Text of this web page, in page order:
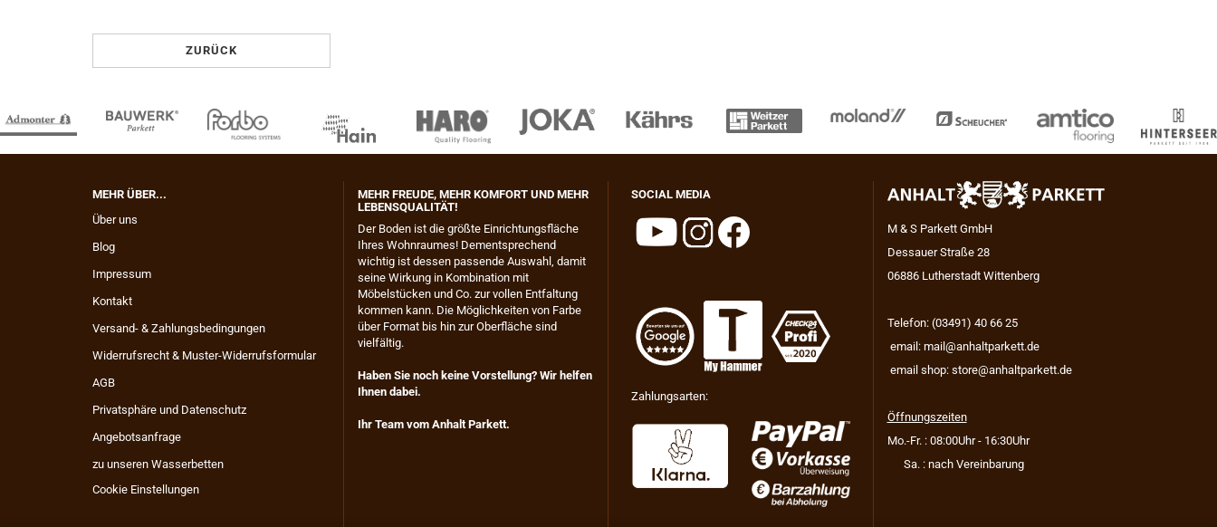
ZURÜCK
MEHR ÜBER...
Über uns
Blog
Impressum
Kontakt
Versand- & Zahlungsbedingungen
Widerrufsrecht & Muster-Widerrufsformular
AGB
Privatsphäre und Datenschutz
Angebotsanfrage
zu unseren Wasserbetten
Cookie Einstellungen
MEHR FREUDE, MEHR KOMFORT UND MEHR
LEBENSQUALITÄT!
​Der Boden ist die größte Einrichtungsfläche
Ihres Wohnraumes! Dementsprechend
wichtig ist dessen passende Auswahl, damit
seine Wirkung in Kombination mit
Möbelstücken und Co. zur vollen Entfaltung
kommen kann. Die Möglichkeiten von Farbe
über Format bis hin zur Oberfläche sind
vielfältig.
Haben Sie noch keine Vorstellung? Wir helfen
Ihnen dabei.
Ihr Team vom Anhalt Parkett.
SOCIAL MEDIA
Zahlungsarten:
M & S Parkett GmbH
Dessauer Straße 28
06886 Lutherstadt Wittenberg
Telefon: (03491) 40 66 25
email: mail@anhaltparkett.de
email shop: store@anhaltparkett.de
Öffnungszeiten
Mo.-Fr. : 08:00Uhr - 16:30Uhr
Sa. : nach Vereinbarung